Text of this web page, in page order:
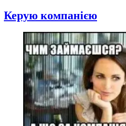
Керую компанією